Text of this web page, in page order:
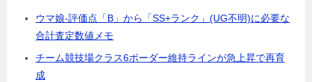
ウマ娘-評価点「B」から「SS+ランク」(UG不明)に必要な
合計査定数値メモ
チーム競技場クラス6ボーダー維持ラインが急上昇で再育
成